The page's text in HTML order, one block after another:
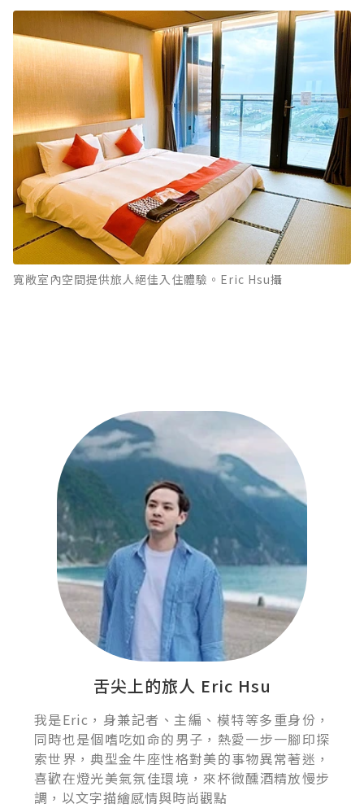
寬敞室內空間提供旅人絕佳入住體驗。Eric Hsu攝
舌尖上的旅人 Eric Hsu
我是Eric，身兼記者、主編、模特等多重身份，
同時也是個嗜吃如命的男子，熱愛一步一腳印探
索世界，典型金牛座性格對美的事物異常著迷，
喜歡在燈光美氣氛佳環境，來杯微醺酒精放慢步
調，以文字描繪感情與時尚觀點